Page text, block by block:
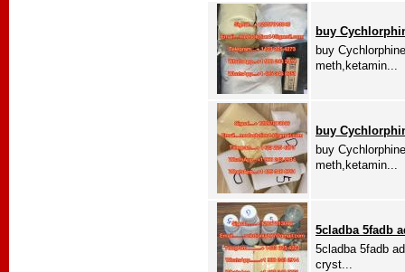
buy
buy
meth,ketamin...
buy
buy
meth,ketamin...
5cladba 5fadb
5cladba 5fadb
cryst...